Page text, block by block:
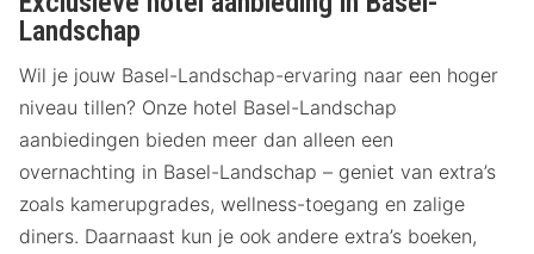
Landschap
Wil je jouw Basel-Landschap-ervaring naar een hoger
niveau tillen? Onze hotel Basel-Landschap
aanbiedingen bieden meer dan alleen een
overnachting in Basel-Landschap – geniet van extra’s
zoals kamerupgrades, wellness-toegang en zalige
diners. Daarnaast kun je ook andere extra’s boeken,